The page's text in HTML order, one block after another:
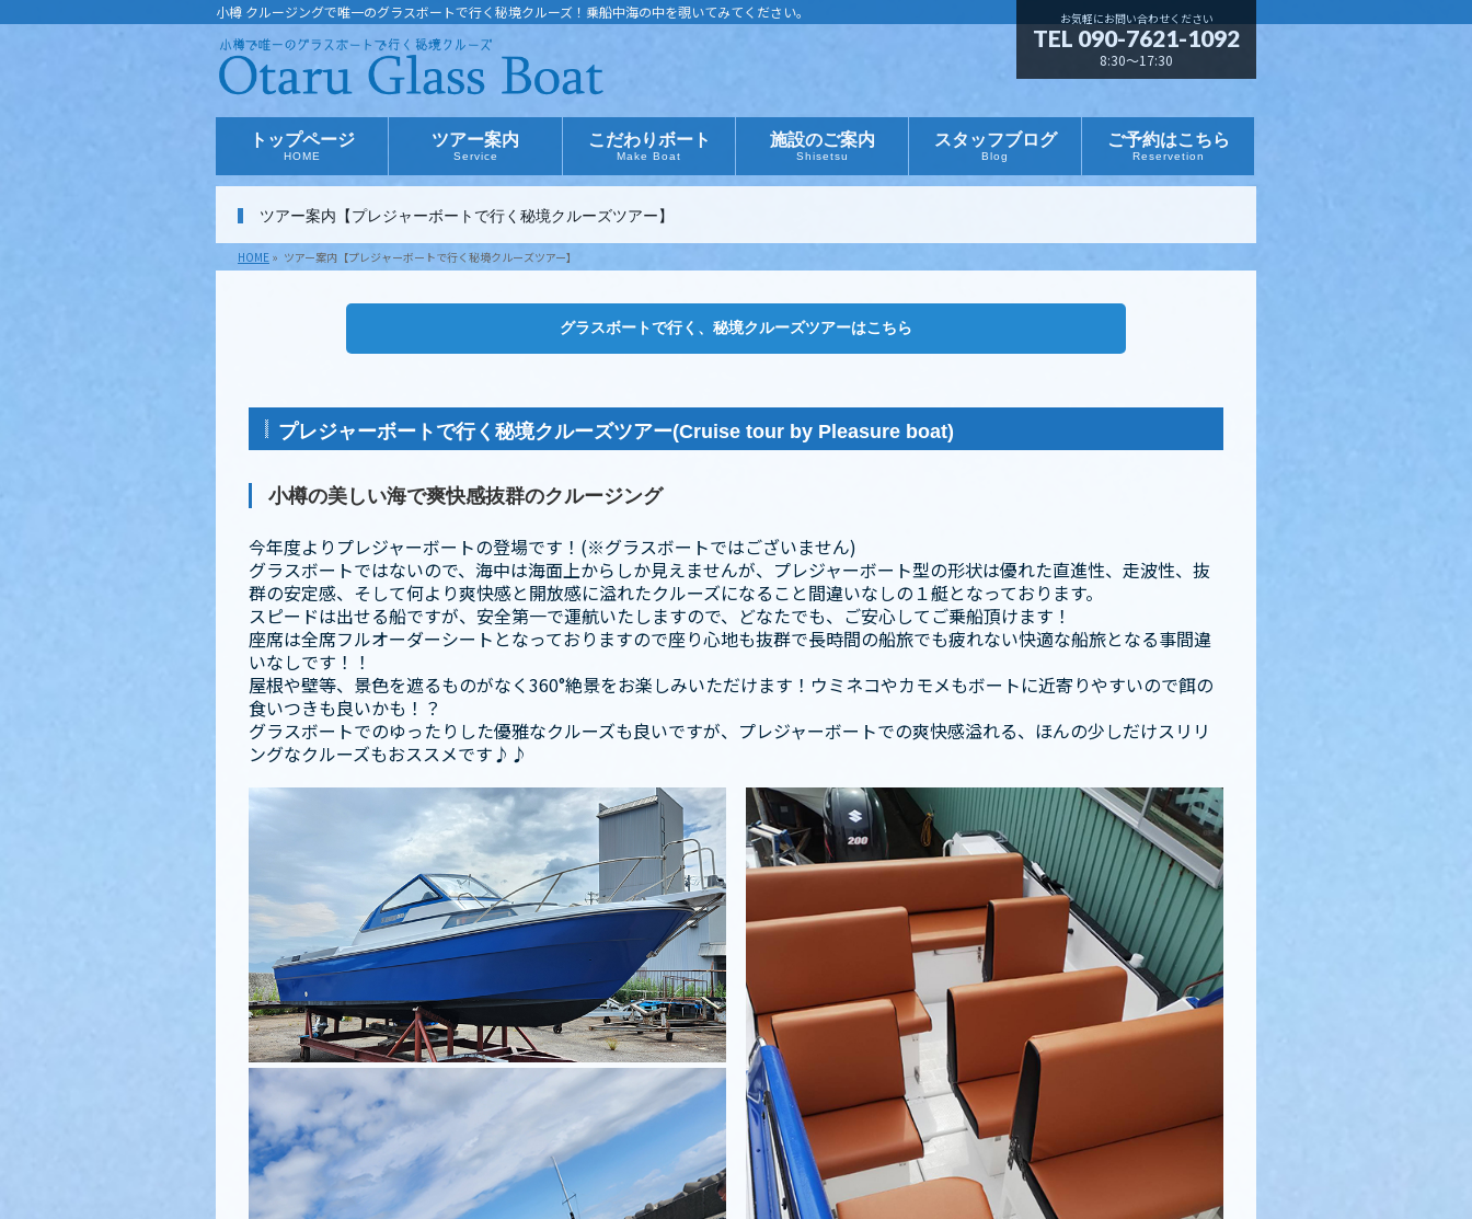
小樽 クルージングで唯一のグラスボートで行く秘境クルーズ！乗船中海の中を覗いてみてください。 お気軽にお問い合わせください
TEL 090-7621-1092
8:30～17:30
トップページ
HOME
ツアー案内
Service
こだわりボート
Make Boat
施設のご案内
Shisetsu
スタッフブログ
Blog
ご予約はこちら
Reservetion
ツアー案内【プレジャーボートで行く秘境クルーズツアー】
HOME » ツアー案内【プレジャーボートで行く秘境クルーズツアー】
グラスボートで行く、秘境クルーズツアーはこちら
プレジャーボートで行く秘境クルーズツアー(Cruise tour by Pleasure boat)
小樽の美しい海で爽快感抜群のクルージング
今年度よりプレジャーボートの登場です！(※グラスボートではございません)
グラスボートではないので、海中は海面上からしか見えませんが、プレジャーボート型の形状は優れた直進性、走波性、抜
群の安定感、そして何より爽快感と開放感に溢れたクルーズになること間違いなしの１艇となっております。
スピードは出せる船ですが、安全第一で運航いたしますので、どなたでも、ご安心してご乗船頂けます！
座席は全席フルオーダーシートとなっておりますので座り心地も抜群で長時間の船旅でも疲れない快適な船旅となる事間違
いなしです！！
屋根や壁等、景色を遮るものがなく360°絶景をお楽しみいただけます！ウミネコやカモメもボートに近寄りやすいので餌の
食いつきも良いかも！？
グラスボートでのゆったりした優雅なクルーズも良いですが、プレジャーボートでの爽快感溢れる、ほんの少しだけスリリ
ングなクルーズもおススメです♪♪